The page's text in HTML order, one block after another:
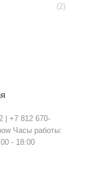
(2)
| +7 812 670-
Часы работы:
- 18:00